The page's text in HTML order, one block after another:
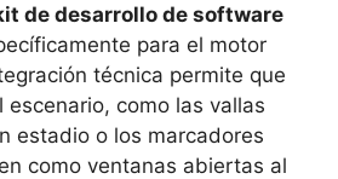
de desarrollo de software
para el motor
técnica permite que
escenario, como las vallas
estadio o los marcadores
como ventanas abiertas al